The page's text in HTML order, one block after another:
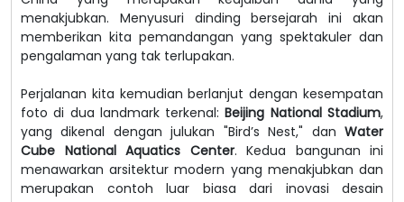
menakjubkan. Menyusuri dinding bersejarah ini akan
memberikan kita pemandangan yang spektakuler dan
pengalaman yang tak terlupakan.
Perjalanan kita kemudian berlanjut dengan kesempatan
foto di dua landmark terkenal:Beijing National Stadium,
yang dikenal dengan julukan "Bird’s Nest," dan Water
Cube National Aquatics Center. Kedua bangunan ini
menawarkan arsitektur modern yang menakjubkan dan
merupakan contoh luar biasa dari inovasi desain